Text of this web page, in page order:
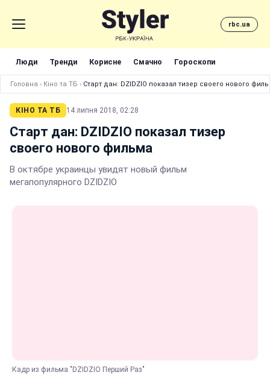
rbc.ua
Люди Тренди Корисне Смачно Гороскопи
Головна › Кіно та ТБ › Старт дан: DZIDZIO показал тизер своего нового
КІНО ТА ТБ 14 липня 2018, 02:28
Старт дан: DZIDZIO показал тизер
своего нового фильма
В октябре украинцы увидят новый фильм
мегапопулярного DZIDZIO
Кадр из фильма "DZIDZIO Перший Раз"